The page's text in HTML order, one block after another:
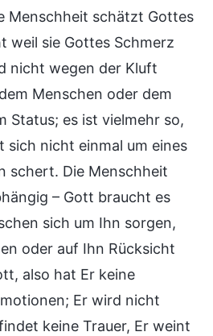
Menschheit schätzt Gottes
weil sie Gottes Schmerz
nicht wegen der Kluft
Menschen oder dem
Status; es ist vielmehr so,
sich nicht einmal um eines
schert. Die Menschheit
– Gott braucht es
sich um Ihn sorgen,
oder auf Ihn Rücksicht
also hat Er keine
Er wird nicht
keine Trauer, Er weint